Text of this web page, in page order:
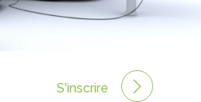
S'inscrire